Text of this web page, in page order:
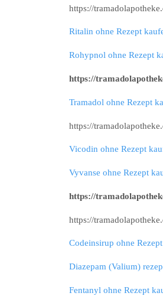
https://
Ritalin ohne Rezept
Rohypnol ohne Rezept
https://
Tramadol ohne Rezept
https://
Vicodin ohne Rezept
Vyvanse ohne Rezept
https://
https://
Codeinsirup ohne
Diazepam (Valium)
Fentanyl ohne Rezept